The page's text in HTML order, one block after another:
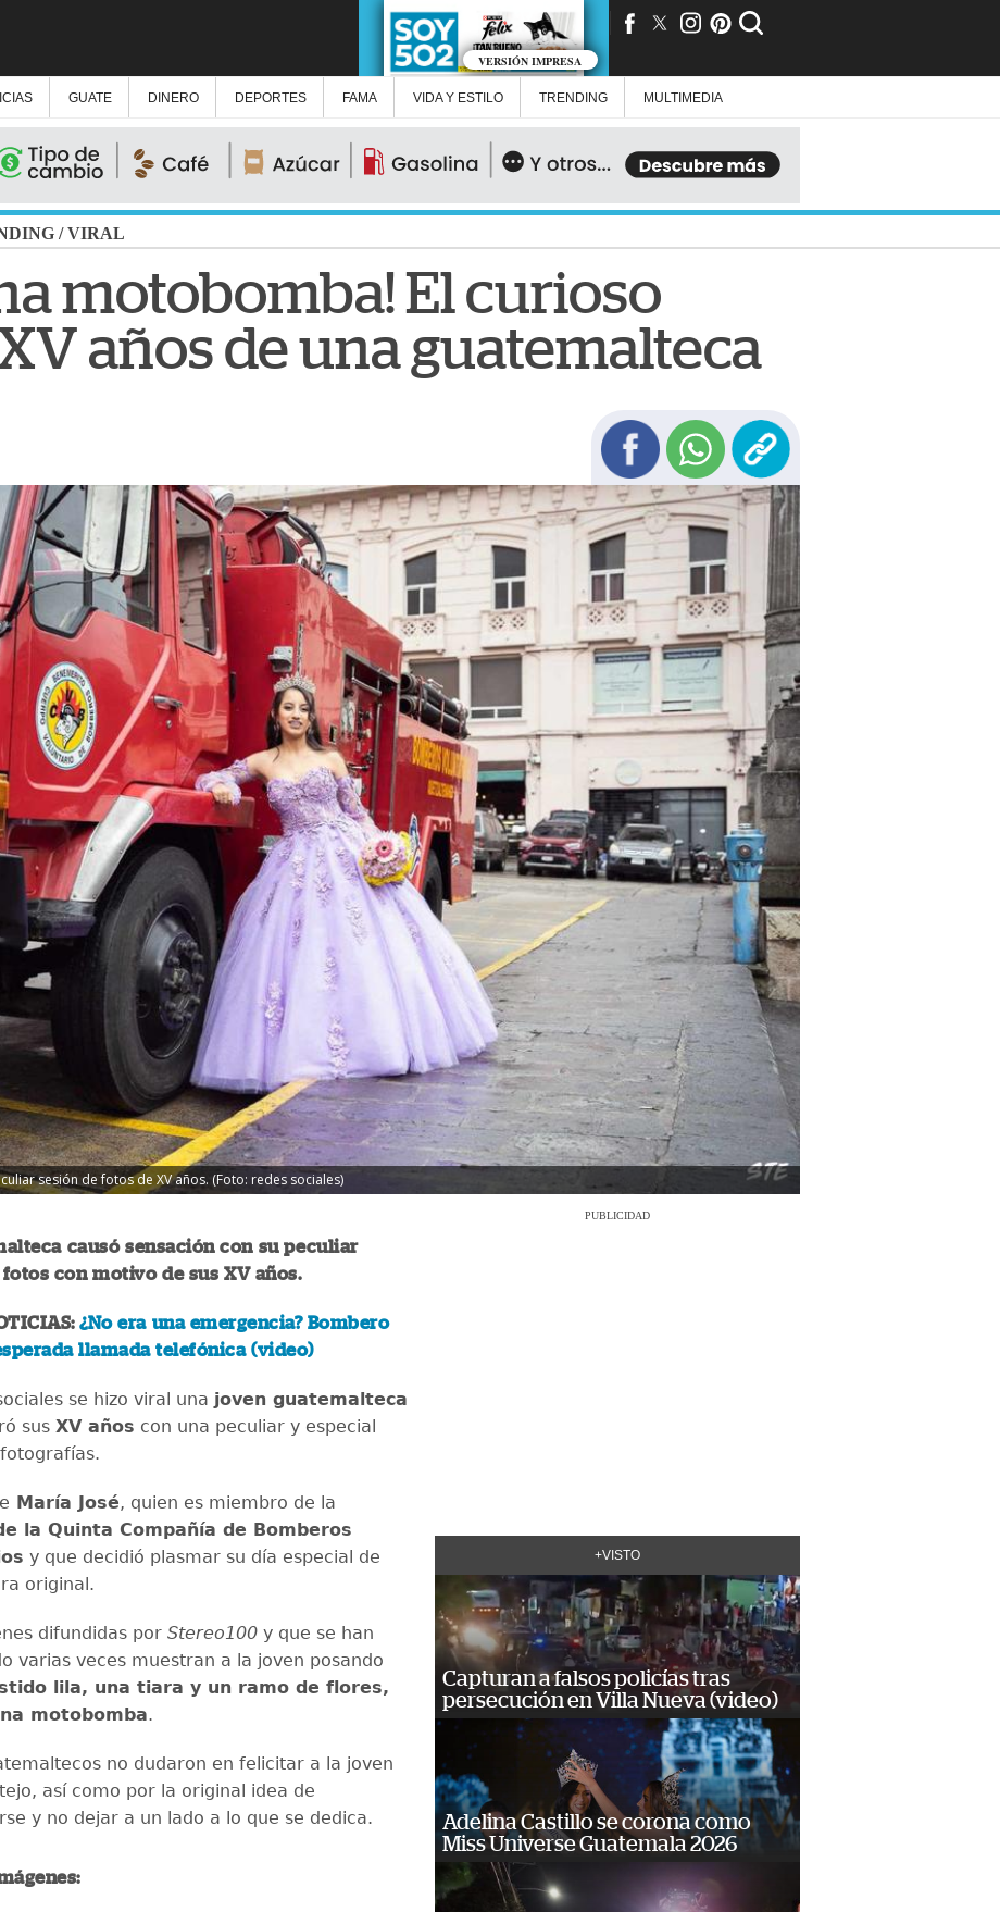
VERSIÓN IMPRESA
GUATE DINERO DEPORTES FAMA VIDA Y ESTILO TRENDING MULTIMEDIA
/VIRAL
motobomba! El curioso
años de una guatemalteca
sesión de fotos de XV años. (Foto: redes sociales)
causó sensación con su peculiar
con motivo de sus XV años.
¿No era una emergencia? Bombero
llamada telefónica (video)
se hizo viral una joven guatemalteca
sus XV años con una peculiar y especial
María José, quien es miembro de la
la Quinta Compañía de Bomberos
y que decidió plasmar su día especial de
original.
difundidas por Stereo100 y que se han
varias veces muestran a la joven posando
lila, una tiara y un ramo de flores,
motobomba.
no dudaron en felicitar a la joven
así como por la original idea de
y no dejar a un lado a lo que se dedica.
PUBLICIDAD
+VISTO
Capturan a falsos policías tras
persecución en Villa Nueva (video)
Adelina Castillo se corona como
Miss Universe Guatemala 2026